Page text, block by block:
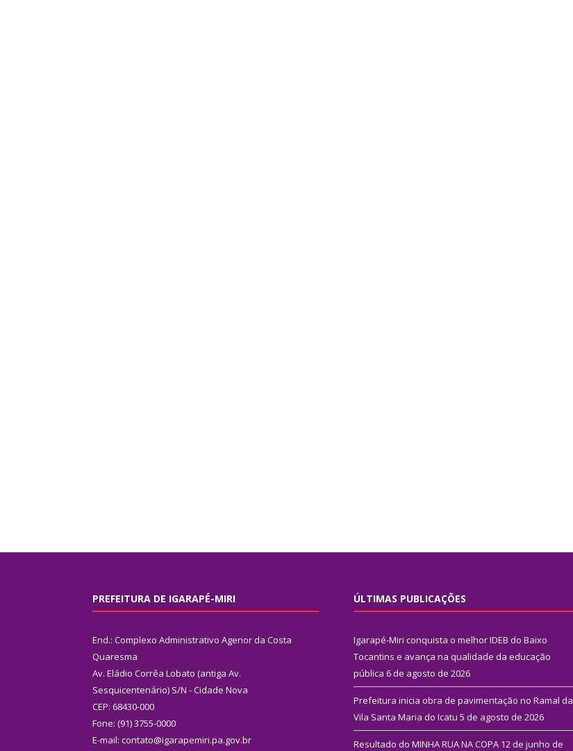
PREFEITURA DE IGARAPÉ-MIRI
End.: Complexo Administrativo Agenor da Costa
Quaresma
Av. Eládio Corrêa Lobato (antiga Av.
Sesquicentenário) S/N - Cidade Nova
CEP: 68430-000
Fone: (91) 3755-0000
E-mail: contato@igarapemiri.pa.gov.br
ÚLTIMAS PUBLICAÇÕES
Igarapé-Miri conquista o melhor IDEB do Baixo
Tocantins e avança na qualidade da educação
pública 6 de agosto de 2026
Prefeitura inicia obra de pavimentação no Ramal da
Vila Santa Maria do Icatu 5 de agosto de 2026
Resultado do MINHA RUA NA COPA 12 de junho de